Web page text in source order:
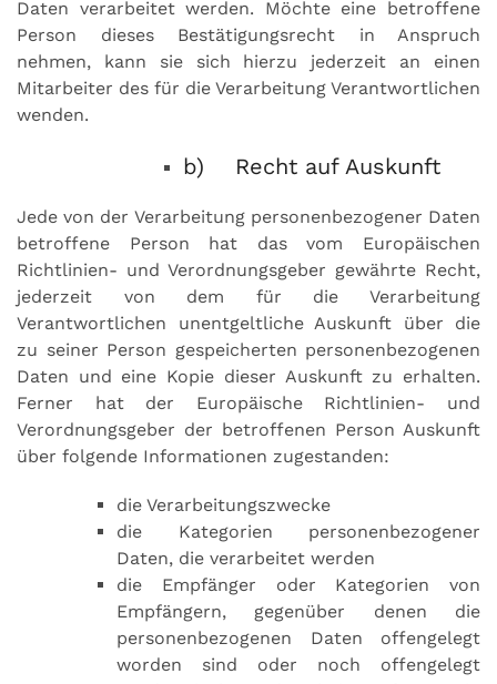
Daten verarbeitet werden. Möchte eine betroffene
Person dieses Bestätigungsrecht in Anspruch
nehmen, kann sie sich hierzu jederzeit an einen
Mitarbeiter des für die Verarbeitung Verantwortlichen
wenden.
b) Recht auf Auskunft
Jede von der Verarbeitung personenbezogener Daten
betroffene Person hat das vom Europäischen
Richtlinien- und Verordnungsgeber gewährte Recht,
jederzeit von dem für die Verarbeitung
Verantwortlichen unentgeltliche Auskunft über die
zu seiner Person gespeicherten personenbezogenen
Daten und eine Kopie dieser Auskunft zu erhalten.
Ferner hat der Europäische Richtlinien- und
Verordnungsgeber der betroffenen Person Auskunft
über folgende Informationen zugestanden:
die Verarbeitungszwecke
die Kategorien personenbezogener
Daten, die verarbeitet werden
die Empfänger oder Kategorien von
Empfängern, gegenüber denen die
personenbezogenen Daten offengelegt
worden sind oder noch offengelegt